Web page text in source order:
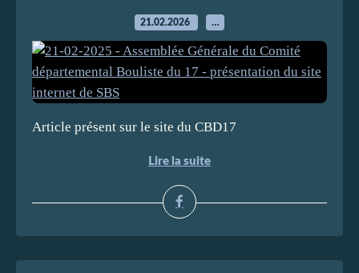
21.02.2026 …
Article présent sur le site du CBD17
Lire la suite